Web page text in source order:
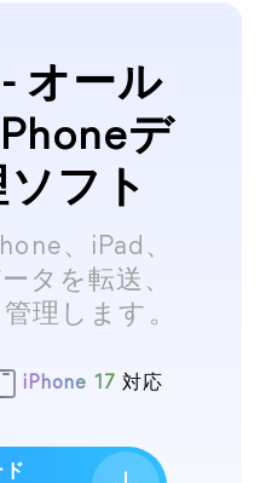
オール
デ
フト
、iPad、
タを転送、
理します。
iPhone 17 対応